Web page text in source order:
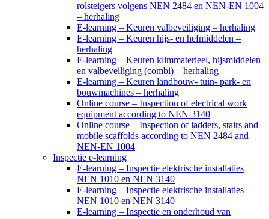
rolsteigers volgens NEN 2484 en NEN-EN 1004
– herhaling
E-learning – Keuren valbeveiliging – herhaling
E-learning – Keuren hijs- en hefmiddelen –
herhaling
E-learning – Keuren klimmaterieel, hijsmiddelen
en valbeveiliging (combi) – herhaling
E-learning – Keuren landbouw- tuin- park- en
bouwmachines – herhaling
Online course – Inspection of electrical work
equipment according to NEN 3140
Online course – Inspection of ladders, stairs and
mobile scaffolds according to NEN 2484 and
NEN-EN 1004
Inspectie e-learning
E-learning – Inspectie elektrische installaties
NEN 1010 en NEN 3140
E-learning – Inspectie elektrische installaties
NEN 1010 en NEN 3140
E-learning – Inspectie en onderhoud van